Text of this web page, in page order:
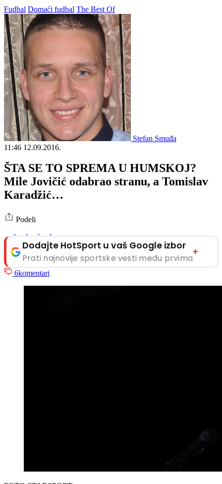
Fudbal Domaći fudbal The Best Of
Stefan Smuđa
11:46 12.09.2016.
ŠTA SE TO SPREMA U HUMSKOJ?
Mile Jovičić odabrao stranu, a Tomislav
Karadžić…
Podeli
Dodajte HotSport u vaš Google izbor
Prati najnovije sportske vesti među prvima
+
6komentari